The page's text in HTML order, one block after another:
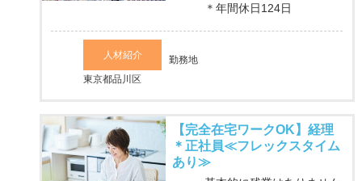
＊年間休日124日
人材紹介
勤務地
東京都品川区
【完全在宅ワークOK】経理
＊正社員≪フレックスタイム
あり≫